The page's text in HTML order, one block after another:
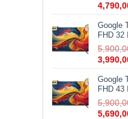
Google
FHD 32
Google
FHD 43